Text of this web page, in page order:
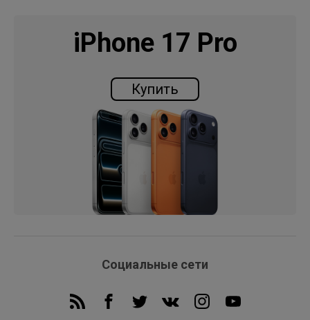
iPhone 17 Pro
Купить
Социальные сети